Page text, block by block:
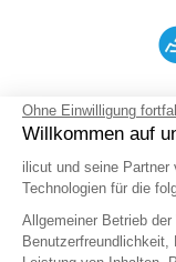
Ohne Einwilligung
Willkommen auf
ilicut und seine Partner
Technologien für die
Allgemeiner Betrieb
Benutzerfreundlichkeit,